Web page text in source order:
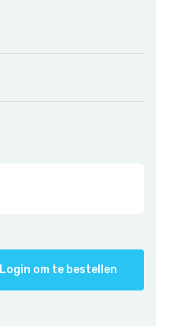
Login om te bestellen